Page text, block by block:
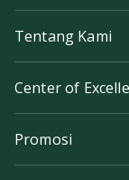
Tentang Kami
Center of
Promosi